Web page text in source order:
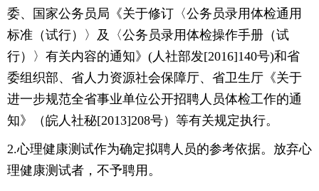
委、国家公务员局《关于修订〈公务员录用体检通用
标准（试行）〉及〈公务员录用体检操作手册（试
行）〉有关内容的通知》(人社部发[2016]140号)和省
委组织部、省人力资源社会保障厅、省卫生厅《关于
进一步规范全省事业单位公开招聘人员体检工作的通
知》（皖人社秘[2013]208号）等有关规定执行。
2.心理健康测试作为确定拟聘人员的参考依据。放弃心
理健康测试者，不予聘用。